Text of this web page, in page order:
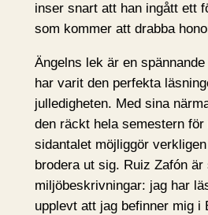
inser snart att han ingått ett
som kommer att drabba
Ängelns lek är en
har varit den perfekta
julledigheten. Med sina
den räckt hela semestern för
sidantalet möjliggör
brodera ut sig. Ruiz Zafón
miljöbeskrivningar: jag har
upplevt att jag befinner mig i